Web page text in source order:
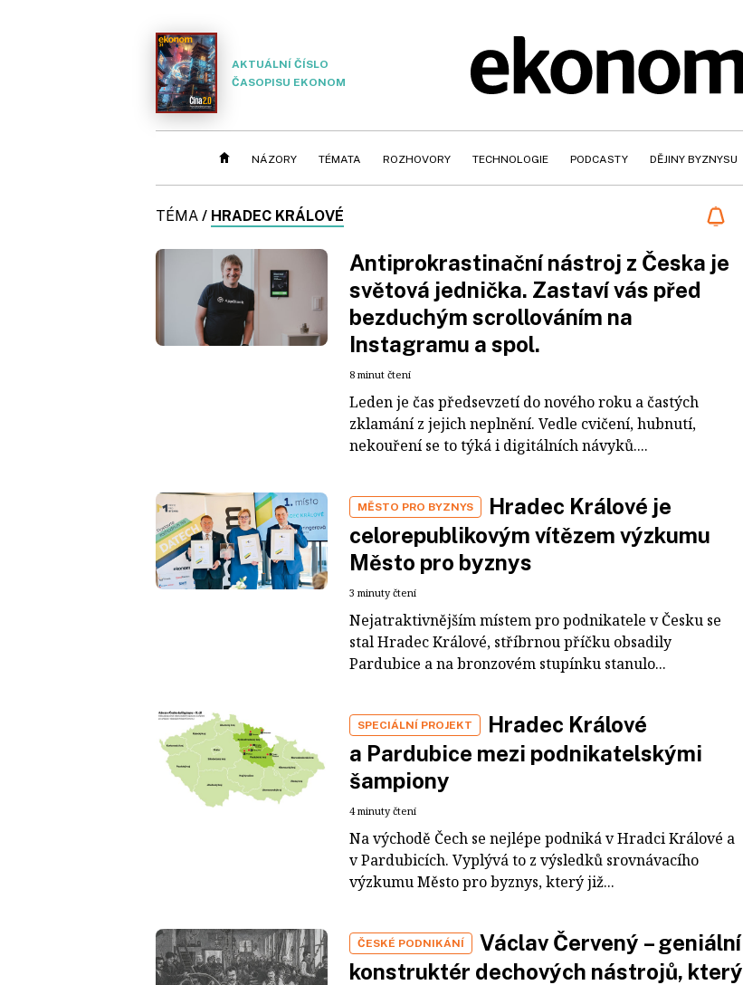
AKTUÁLNÍ ČÍSLO
ČASOPISU EKONOM
NÁZORY TÉMATA ROZHOVORY TECHNOLOGIE PODCASTY DĚJINY BYZNYSU
TÉMA / HRADEC KRÁLOVÉ
Antiprokrastinační nástroj z Česka je
světová jednička. Zastaví vás před
bezduchým scrollováním na
Instagramu a spol.
8 minut čtení
Leden je čas předsevzetí do nového roku a častých
zklamání z jejich neplnění. Vedle cvičení, hubnutí,
nekouření se to týká i digitálních návyků....
MĚSTO PRO BYZNYS
Hradec Králové je
celorepublikovým vítězem výzkumu
Město pro byznys
3 minuty čtení
Nejatraktivnějším místem pro podnikatele v Česku se
stal Hradec Králové, stříbrnou příčku obsadily
Pardubice a na bronzovém stupínku stanulo...
SPECIÁLNÍ PROJEKT
Hradec Králové
a Pardubice mezi podnikatelskými
šampiony
4 minuty čtení
Na východě Čech se nejlépe podniká v Hradci Králové a
v Pardubicích. Vyplývá to z výsledků srovnávacího
výzkumu Město pro byznys, který již...
ČESKÉ PODNIKÁNÍ
Václav Červený – geniální
konstruktér dechových nástrojů, který